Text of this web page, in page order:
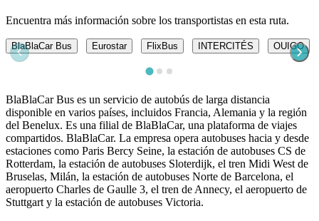
Encuentra más información sobre los transportistas en esta ruta.
BlaBlaCar Bus Eurostar FlixBus INTERCITÉS OUIGO
BlaBlaCar Bus es un servicio de autobús de larga distancia
disponible en varios países, incluidos Francia, Alemania y la región
del Benelux. Es una filial de BlaBlaCar, una plataforma de viajes
compartidos. BlaBlaCar. La empresa opera autobuses hacia y desde
estaciones como Paris Bercy Seine, la estación de autobuses CS de
Rotterdam, la estación de autobuses Sloterdijk, el tren Midi West de
Bruselas, Milán, la estación de autobuses Norte de Barcelona, ​​el
aeropuerto Charles de Gaulle 3, el tren de Annecy, el aeropuerto de
Stuttgart y la estación de autobuses Victoria.